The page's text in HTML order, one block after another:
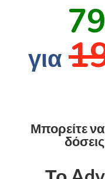
για
Μπορείτε